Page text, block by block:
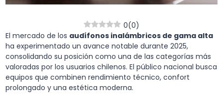
0(0)
El mercado de los audífonos inalámbricos de gama alta
ha experimentado un avance notable durante 2025,
consolidando su posición como una de las categorías más
valoradas por los usuarios chilenos. El público nacional busca
equipos que combinen rendimiento técnico, confort
prolongado y una estética moderna.